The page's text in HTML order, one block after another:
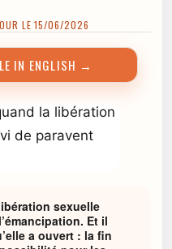
LE 15/06/2026
IN ENGLISH →
sexuelle
Et il
a ouvert : la fin